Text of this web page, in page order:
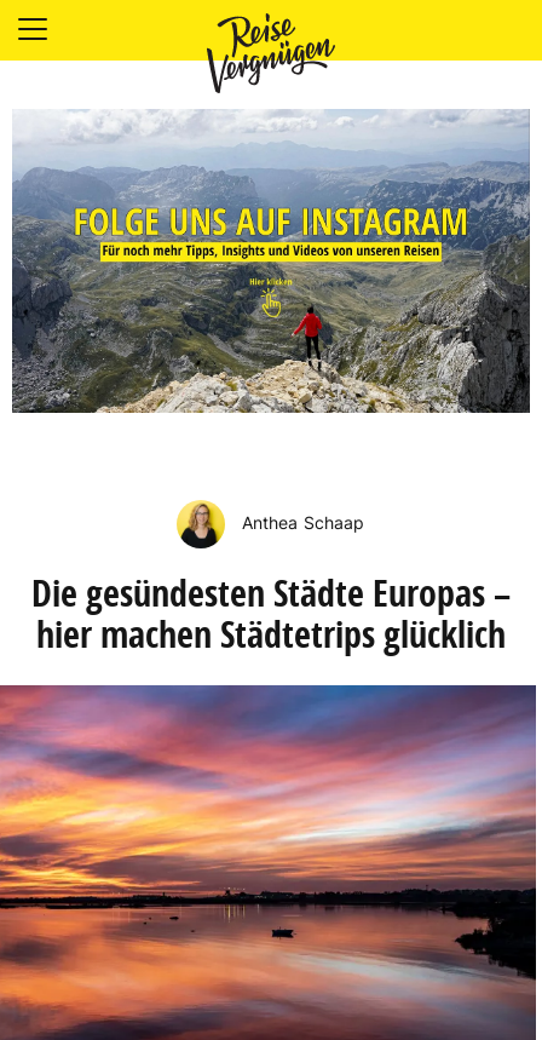
LÄNDER
UNTERKÜNFTE
FOOD
PLANUNG
OUTDOOR
Anthea Schaap
Die gesündesten Städte Europas –
hier machen Städtetrips glücklich